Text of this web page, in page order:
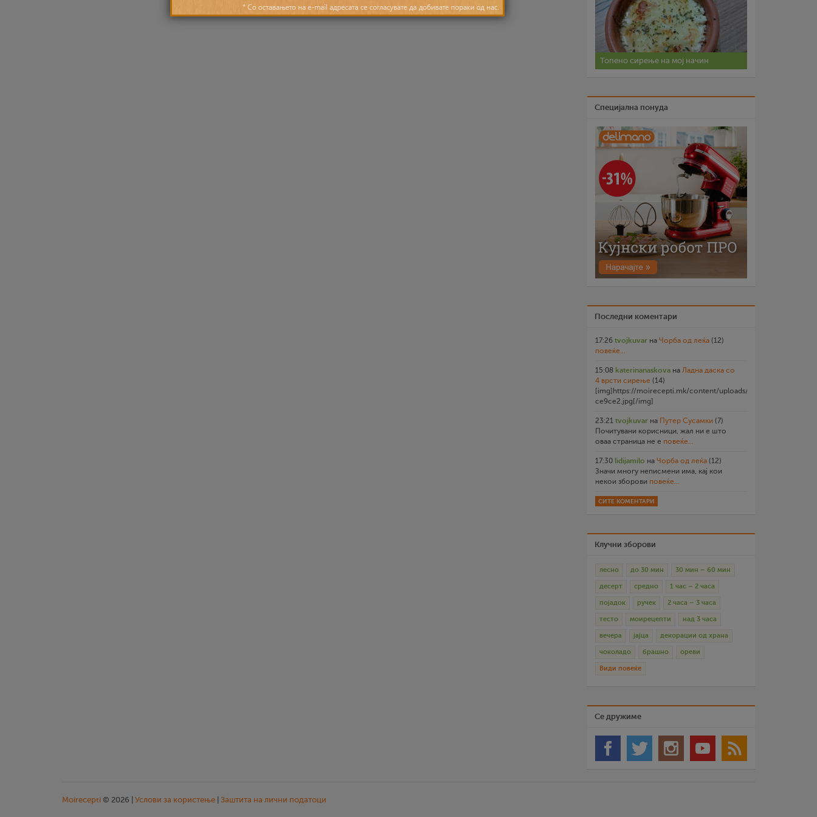
Топено сирење на мој начин
Специјална понуда
Последни коментари
17:26 tvojkuvar на Чорба од леќа (12)
повеќе...
15:08 katerinanaskova на Ладна даска со
4 врсти сирење (14)
[img]https://moirecepti.mk/content/uploads/2026/07/
ce9ce2.jpg[/img]
23:21 tvojkuvar на Путер Сусамки (7)
Почитувани корисници, жал ни е што
оваа страница не е повеќе...
17:30 lidijamilo на Чорба од леќа (12)
Значи многу неписмени има, кај кои
некои зборови повеќе...
СИТЕ КОМЕНТАРИ
Клучни зборови
лесно до 30 мин 30 мин – 60 мин
десерт средно 1 час – 2 часа
појадок ручек 2 часа – 3 часа
тесто моирецепти над 3 часа
вечера јајца декорации од храна
чоколадо брашно ореви
Види повеќе
Се дружиме
Moirecepti © 2026 | Услови за користење Заштита на лични податоци